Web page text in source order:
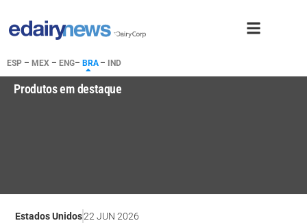
ESP – MEX – ENG– BRA– IND
Produtos em destaque
Estados Unidos22 JUN 2026